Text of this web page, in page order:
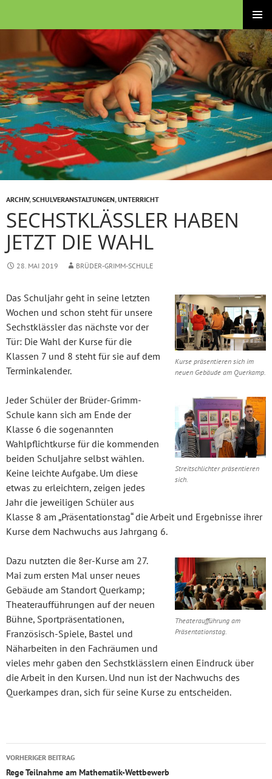
MENÜ
ARCHIV,SCHULVERANSTALTUNGEN,UNTERRICHT
SECHSTKLÄSSLER HABEN
JETZT DIE WAHL
28. MAI 2019 BRÜDER-GRIMM-SCHULE
Kurse präsentieren sich im
neuen Gebäude am Querkamp.
Das Schuljahr geht in seine letzten
Wochen und schon steht für unsere
Sechstklässler das nächste vor der
Tür: Die Wahl der Kurse für die
Klassen 7 und 8 steht für sie auf dem
Terminkalender.
Streitschlichter präsentieren
sich.
Jeder Schüler der Brüder-Grimm-
Schule kann sich am Ende der
Klasse 6 die sogenannten
Wahlpflichtkurse für die kommenden
beiden Schuljahre selbst wählen.
Keine leichte Aufgabe. Um diese
etwas zu erleichtern, zeigen jedes
Jahr die jeweiligen Schüler aus
Klasse 8 am „Präsentationstag“ die Arbeit und Ergebnisse ihrer
Kurse dem Nachwuchs aus Jahrgang 6.
Theateraufführung am
Präsentationstag.
Dazu nutzten die 8er-Kurse am 27.
Mai zum ersten Mal unser neues
Gebäude am Standort Querkamp;
Theateraufführungen auf der neuen
Bühne, Sportpräsentationen,
Französisch-Spiele, Bastel und
Näharbeiten in den Fachräumen und
vieles mehr gaben den Sechstklässlern einen Eindruck über
die Arbeit in den Kursen. Und nun ist der Nachwuchs des
Querkampes dran, sich für seine Kurse zu entscheiden.
Beitragsnavigation
VORHERIGER BEITRAG
Rege Teilnahme am Mathematik-Wettbewerb